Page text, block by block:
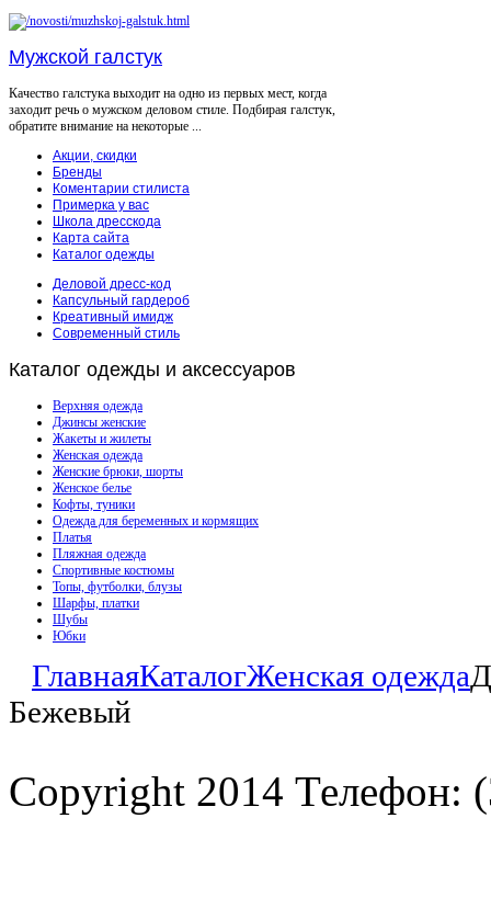
Мужской галстук
Качество галстука выходит на одно из первых мест, когда
заходит речь о мужском деловом стиле. Подбирая галстук,
обратите внимание на некоторые ...
Акции, скидки
Бренды
Коментарии стилиста
Примерка у вас
Школа дресскода
Карта сайта
Каталог одежды
Деловой дресс-код
Капсульный гардероб
Креативный имидж
Современный стиль
Каталог одежды и аксессуаров
Верхняя одежда
Джинсы женские
Жакеты и жилеты
Женская одежда
Женские брюки, шорты
Женское белье
Кофты, туники
Одежда для беременных и кормящих
Платья
Пляжная одежда
Спортивные костюмы
Топы, футболки, блузы
Шарфы, платки
Шубы
Юбки
ГлавнаяКаталогЖенская одежда
Бежевый
Copyright 2014 Телефон: